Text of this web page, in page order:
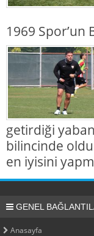
1969 Spor’un
getirdiği
bilincinde
en iyisini
GENEL
Anasayfa